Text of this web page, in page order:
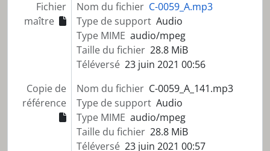
Fichier
maître
Nom du fichier C-0059_A.mp3
Type de support Audio
Type MIME audio/mpeg
Taille du fichier 28.8 MiB
Téléversé 23 juin 2021 00:56
Copie de
référence
Nom du fichier C-0059_A_141.mp3
Type de support Audio
Type MIME audio/mpeg
Taille du fichier 28.8 MiB
Téléversé 23 juin 2021 00:57